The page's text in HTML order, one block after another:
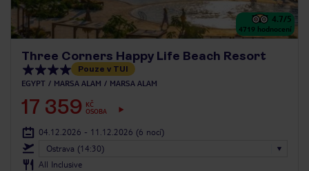
4.7/5
4719 hodnocení
Three Corners Happy Life Beach Resort
Pouze v TUI
EGYPT MARSA ALAM MARSA ALAM
17 359
KČ
OSOBA
04.12.2026 - 11.12.2026 (6 nocí)
Ostrava (14:30)
All Inclusive